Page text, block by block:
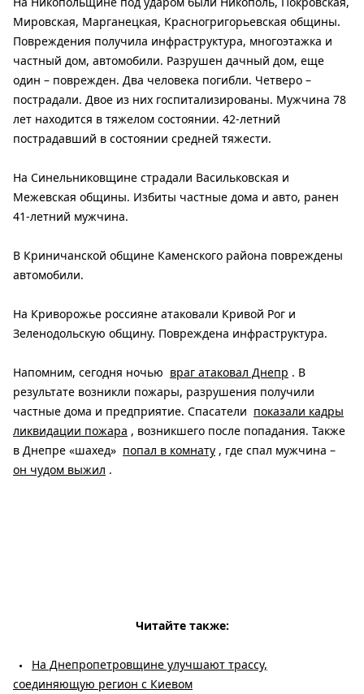
Мировская, Марганецкая, Красногригорьевская общины.
Повреждения получила инфраструктура, многоэтажка и
частный дом, автомобили. Разрушен дачный дом, еще
один – поврежден. Два человека погибли. Четверо –
пострадали. Двое из них госпитализированы. Мужчина 78
лет находится в тяжелом состоянии. 42-летний
пострадавший в состоянии средней тяжести.
На Синельниковщине страдали Васильковская и
Межевская общины. Избиты частные дома и авто, ранен
41-летний мужчина.
В Криничанской общине Каменского района повреждены
автомобили.
На Криворожье россияне атаковали Кривой Рог и
Зеленодольскую общину. Повреждена инфраструктура.
Напомним, сегодня ночью враг атаковал Днепр . В
результате возникли пожары, разрушения получили
частные дома и предприятие. Спасатели показали кадры
ликвидации пожара , возникшего после попадания. Также
в Днепре «шахед» попал в комнату , где спал мужчина –
он чудом выжил .
Читайте также:
На Днепропетровщине улучшают трассу,
соединяющую регион с Киевом